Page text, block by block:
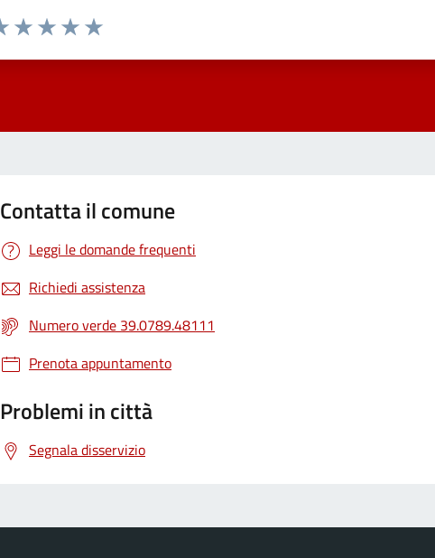
Contatta il comune
Leggi le domande frequenti
Richiedi assistenza
Numero verde 39.0789.48111
Prenota appuntamento
Problemi in città
Segnala disservizio